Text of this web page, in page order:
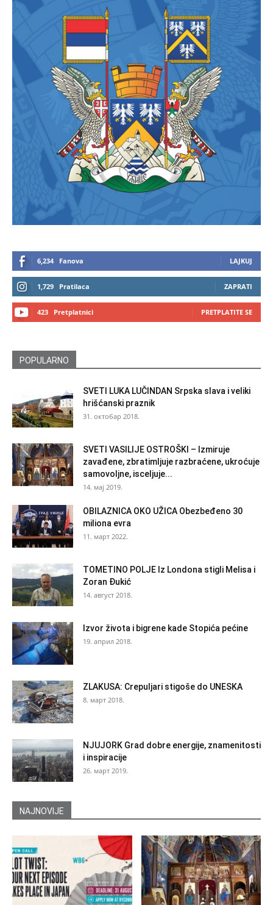
6,234 Fanova LAJKUJ
1,729 Pratilaca ZAPRATI
423 Pretplatnici PRETPLATITE SE
POPULARNO
SVETI LUKA LUČINDAN Srpska slava i veliki
hrišćanski praznik
31. октобар 2018.
SVETI VASILIJE OSTROŠKI – Izmiruje
zavađene, zbratimljuje razbraćene, ukroćuje
samovoljne, isceljuje...
14. мај 2019.
OBILAZNICA OKO UŽICA Obezbeđeno 30
miliona evra
11. март 2022.
TOMETINO POLJE Iz Londona stigli Melisa i
Zoran Đukić
14. август 2018.
Izvor života i bigrene kade Stopića pećine
19. април 2018.
ZLAKUSA: Crepuljari stigoše do UNESKA
8. март 2018.
NJUJORK Grad dobre energije, znamenitosti
i inspiracije
26. март 2019.
NAJNOVIJE